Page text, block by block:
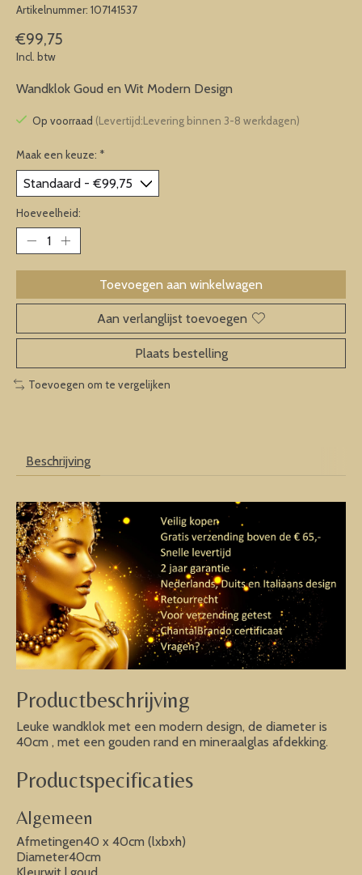
Artikelnummer: 107141537
€99,75
Incl. btw
Wandklok Goud en Wit Modern Design
Op voorraad (Levertijd:Levering binnen 3-8 werkdagen)
Maak een keuze: *
Hoeveelheid:
Toevoegen aan winkelwagen
Aan verlanglijst toevoegen
Plaats bestelling
Toevoegen om te vergelijken
Beschrijving
Productbeschrijving
Leuke wandklok met een modern design, de diameter is
40cm , met een gouden rand en mineraalglas afdekking.
Productspecificaties
Algemeen
Afmetingen40 x 40cm (lxbxh)
Diameter40cm